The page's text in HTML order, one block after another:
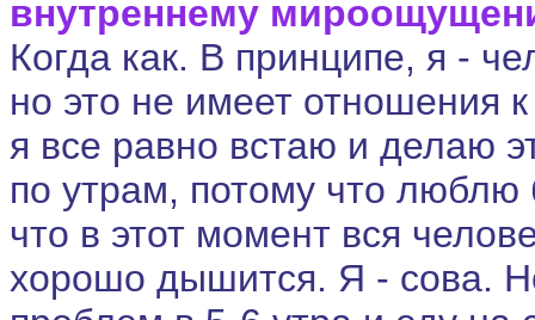
внутреннему
Когда как. В принципе, я -
но это не имеет отношения
я все равно встаю и делаю
по утрам, потому что люблю
что в этот момент вся
хорошо дышится. Я - сова.